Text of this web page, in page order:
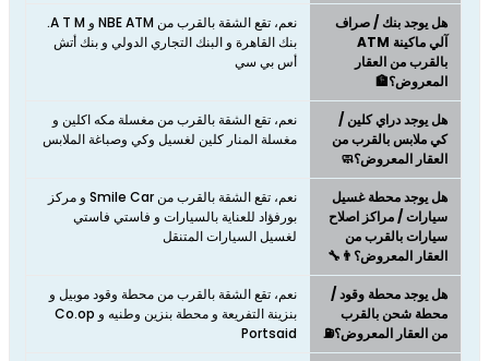
هل يوجد بنك / صراف
آلي ماكينة ATM
بالقرب من العقار
المعروض؟🏦
نعم، تقع الشقة بالقرب من NBE ATM و A T M.
بنك القاهرة و البنك التجاري الدولي و بنك أتش
أس بي سي
هل يوجد دراي كلين /
كي ملابس بالقرب من
العقار المعروض؟🧼
نعم، تقع الشقة بالقرب من مغسلة مكه اكلين و
مغسلة المنار كلين لغسيل وكي وصباغة الملابس
هل يوجد محطة غسيل
سيارات / مراكز اصلاح
سيارات بالقرب من
العقار المعروض؟👨‍🔧
نعم، تقع الشقة بالقرب من Smile Car و مركز
بورفؤاد للعناية بالسيارات و فاستي فاستي
لغسيل السيارات المتنقل
هل يوجد محطة وقود /
محطة شحن بالقرب
من العقار المعروض؟⛽
نعم، تقع الشقة بالقرب من محطة وقود موبيل و
بنزينة التفريعة و محطة بنزين وطنيه و Co.op
Portsaid